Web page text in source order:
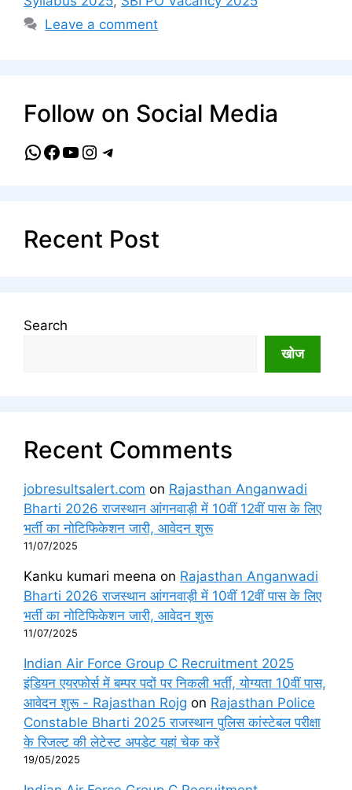
Leave a comment
Follow on Social Media
WhatsApp
Facebook
YouTube
Instagram
Telegram
Recent Post
Search
खोज
Recent Comments
jobresultsalert.com on Rajasthan Anganwadi
Bharti 2026 राजस्थान आंगनवाड़ी में 10वीं 12वीं पास के लिए
भर्ती का नोटिफिकेशन जारी, आवेदन शुरू
11/07/2025
Kanku kumari meena on Rajasthan Anganwadi
Bharti 2026 राजस्थान आंगनवाड़ी में 10वीं 12वीं पास के लिए
भर्ती का नोटिफिकेशन जारी, आवेदन शुरू
11/07/2025
Indian Air Force Group C Recruitment 2025
इंडियन एयरफोर्स में बम्पर पदों पर निकली भर्ती, योग्यता 10वीं पास,
आवेदन शुरू - Rajasthan Rojg on Rajasthan Police
Constable Bharti 2025 राजस्थान पुलिस कांस्टेबल परीक्षा
के रिजल्ट की लेटेस्ट अपडेट यहां चेक करें
19/05/2025